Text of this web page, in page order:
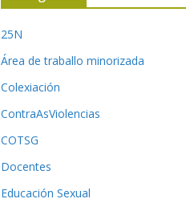
25N
Área de traballo minorizada
Colexiación
ContraAsViolencias
COTSG
Docentes
Educación Sexual